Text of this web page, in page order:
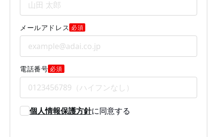
メールアドレス 必須
電話番号 必須
個人情報保護方針に同意する